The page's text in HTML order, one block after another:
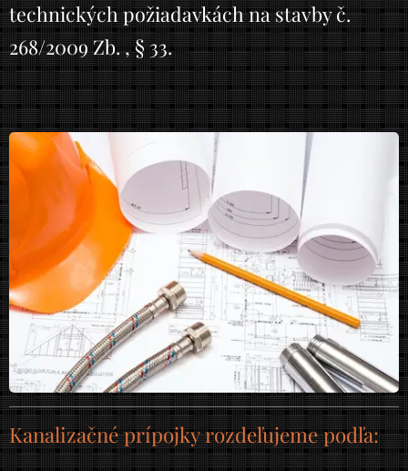
technických požiadavkách na stavby č.
268/2009 Zb. , § 33.
Kanalizačné prípojky rozdeľujeme podľa: